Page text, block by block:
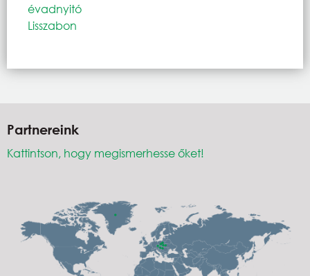
évadnyitó
Lisszabon
Partnereink
Kattintson, hogy megismerhesse őket!